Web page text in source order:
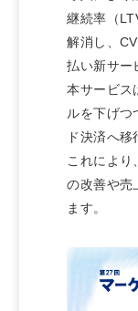
継続率（
解消し、
払い新サー
本サービス
ルを下げつ
ド決済へ移
これにより
の改善や売
ます。